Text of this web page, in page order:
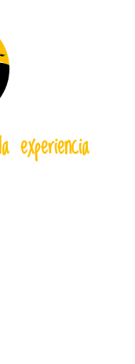
experiencia